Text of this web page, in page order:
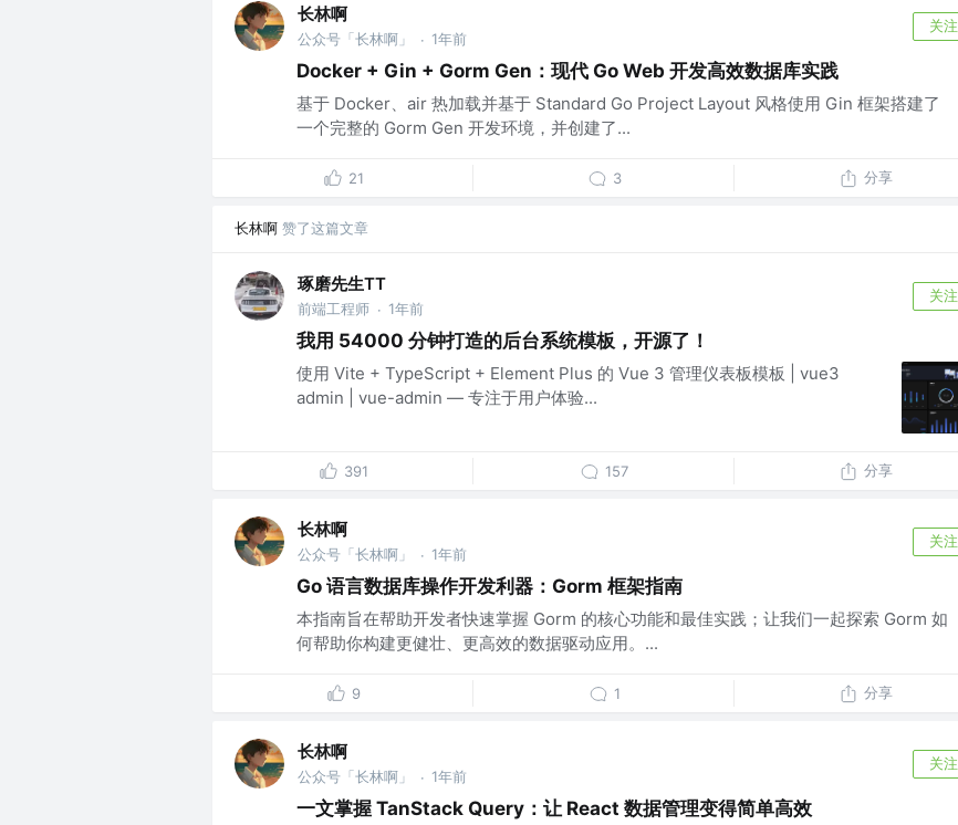
长林啊
公众号「长林啊」 · 1年前
关注
Docker + Gin + Gorm Gen：现代 Go Web 开发高效数据库实践
基于 Docker、air 热加载并基于 Standard Go Project Layout 风格使用 Gin 框架搭建了
一个完整的 Gorm Gen 开发环境，并创建了...
21 3 分享
长林啊 赞了这篇文章
琢磨先生TT
前端工程师 · 1年前
关注
我用 54000 分钟打造的后台系统模板，开源了！
使用 Vite + TypeScript + Element Plus 的 Vue 3 管理仪表板模板 | vue3
admin | vue-admin — 专注于用户体验...
391 157 分享
长林啊
公众号「长林啊」 · 1年前
关注
Go 语言数据库操作开发利器：Gorm 框架指南
本指南旨在帮助开发者快速掌握 Gorm 的核心功能和最佳实践；让我们一起探索 Gorm 如
何帮助你构建更健壮、更高效的数据驱动应用。...
9 1 分享
长林啊
公众号「长林啊」 · 1年前
关注
一文掌握 TanStack Query：让 React 数据管理变得简单高效